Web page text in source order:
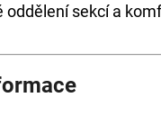
oddělení sekcí a